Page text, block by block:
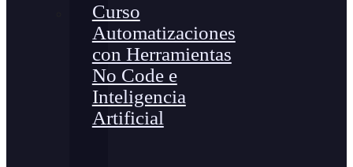
Curso
Automatizaciones
con Herramientas
No Code e
Inteligencia
Artificial